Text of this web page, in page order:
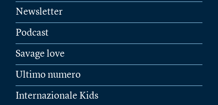
Newsletter
Podcast
Savage love
Ultimo numero
Internazionale Kids